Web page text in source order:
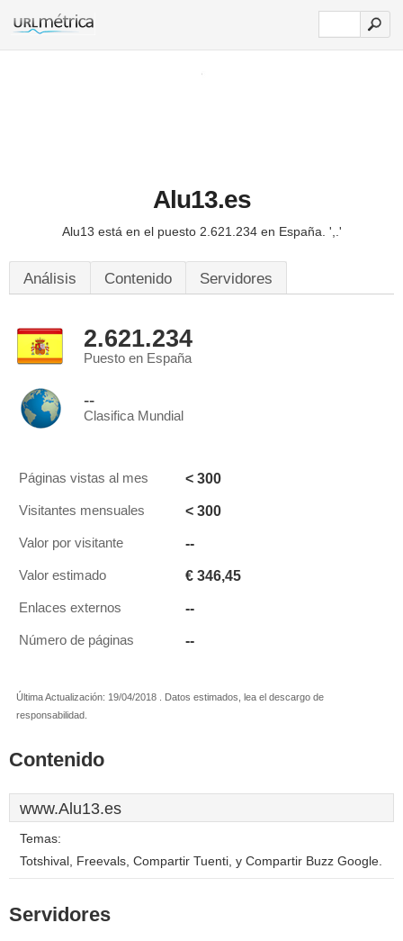
Alu13.es
Alu13 está en el puesto 2.621.234 en España. ',.'
Análisis Contenido Servidores
2.621.234
Puesto en España
--
Clasifica Mundial
Páginas vistas al mes < 300
Visitantes mensuales < 300
Valor por visitante --
Valor estimado € 346,45
Enlaces externos --
Número de páginas --
Última Actualización: 19/04/2018 . Datos estimados, lea el descargo de
responsabilidad.
Contenido
www.Alu13.es
Temas:
Totshival, Freevals, Compartir Tuenti, y Compartir Buzz Google.
Servidores